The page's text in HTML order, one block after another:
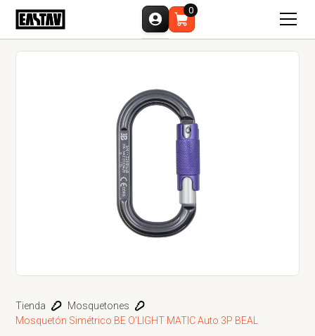
0
Tienda
Mosquetones
Mosquetón Simétrico BE O'LIGHT MATIC Auto 3P BEAL